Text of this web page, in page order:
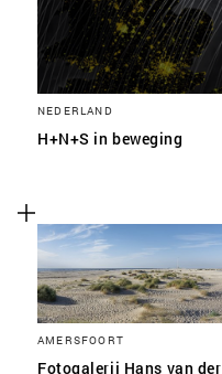
NEDERLAND
H+N+S in beweging
AMERSFOORT
Fotogalerij Hans van der